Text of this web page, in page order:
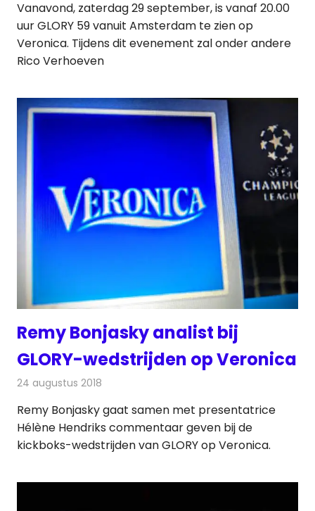
Vanavond, zaterdag 29 september, is vanaf 20.00
uur GLORY 59 vanuit Amsterdam te zien op
Veronica. Tijdens dit evenement zal onder andere
Rico Verhoeven
Remy Bonjasky analist bij
GLORY-wedstrijden op Veronica
24 augustus 2018
Remy Bonjasky gaat samen met presentatrice
Hélène Hendriks commentaar geven bij de
kickboks-wedstrijden van GLORY op Veronica.